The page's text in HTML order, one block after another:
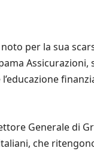
per la sua
Generale di
che